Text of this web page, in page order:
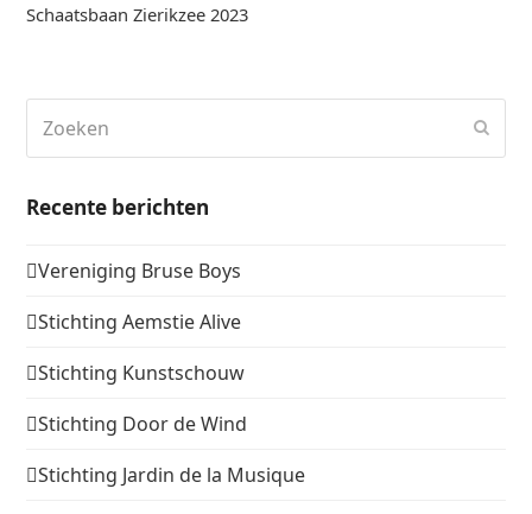
Schaatsbaan Zierikzee 2023
Recente berichten
Vereniging Bruse Boys
Stichting Aemstie Alive
Stichting Kunstschouw
Stichting Door de Wind
Stichting Jardin de la Musique